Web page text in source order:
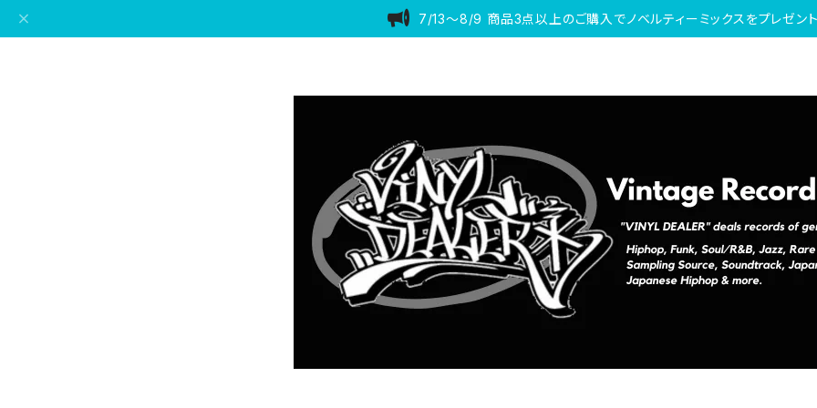
7/13〜8/9 商品3点以上のご購入でノベルティーミックスをプレゼント